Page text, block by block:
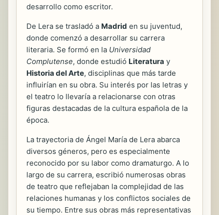
desarrollo como escritor.
De Lera se trasladó a Madrid en su juventud,
donde comenzó a desarrollar su carrera
literaria. Se formó en la Universidad
Complutense, donde estudió Literatura y
Historia del Arte, disciplinas que más tarde
influirían en su obra. Su interés por las letras y
el teatro lo llevaría a relacionarse con otras
figuras destacadas de la cultura española de la
época.
La trayectoria de Ángel María de Lera abarca
diversos géneros, pero es especialmente
reconocido por su labor como dramaturgo. A lo
largo de su carrera, escribió numerosas obras
de teatro que reflejaban la complejidad de las
relaciones humanas y los conflictos sociales de
su tiempo. Entre sus obras más representativas